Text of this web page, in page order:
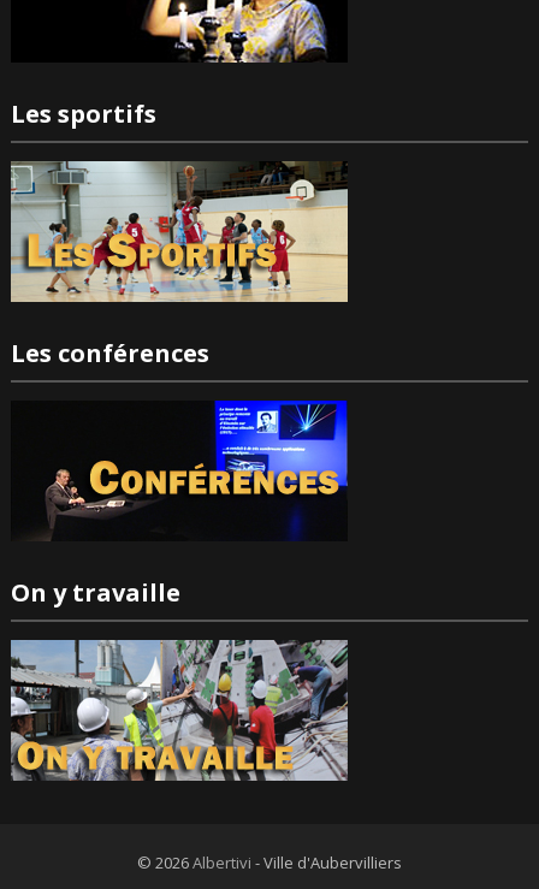
Les sportifs
Les conférences
On y travaille
© 2026Albertivi - Ville d'Aubervilliers